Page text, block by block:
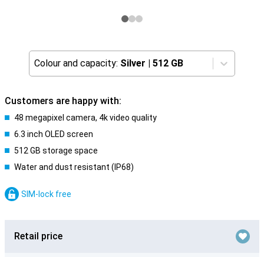
Colour and capacity: Silver | 512 GB
Customers are happy with:
48 megapixel camera, 4k video quality
6.3 inch OLED screen
512 GB storage space
Water and dust resistant (IP68)
SIM-lock free
Retail price